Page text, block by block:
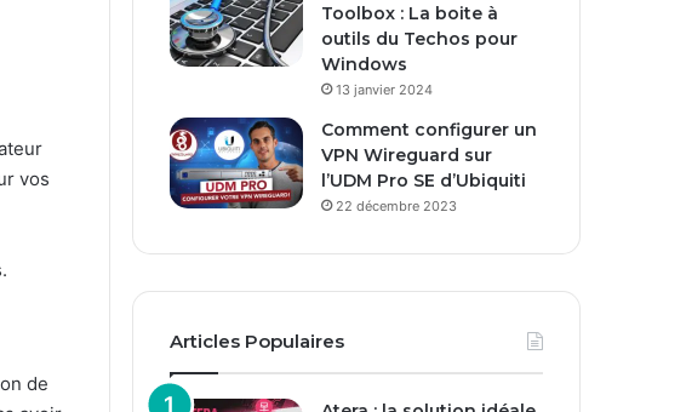
vos
de
Toolbox : La boite à
outils du Techos pour
Windows
13 janvier 2024
Comment configurer un
VPN Wireguard sur
l’UDM Pro SE d’Ubiquiti
22 décembre 2023
Articles Populaires